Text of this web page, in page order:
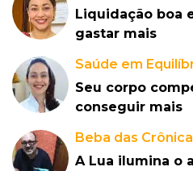
Liquidação boa
gastar mais
Saúde em
Seu corpo
conseguir mais
Beba das
A Lua ilumina o